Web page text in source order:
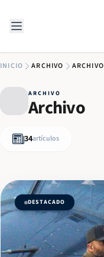
INICIO ARCHIVO ARCHIVO
ARCHIVO
Archivo
34artículos
DESTACADO